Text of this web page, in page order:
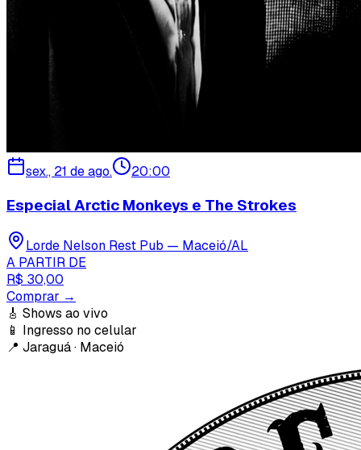
sex., 21 de ago. 20:00
Especial Arctic Monkeys e The Strokes
Lorde Nelson Rest Pub — Maceió/AL
A PARTIR DE
R$ 30,00
Comprar →
🎸 Shows ao vivo
📱 Ingresso no celular
📍 Jaraguá · Maceió